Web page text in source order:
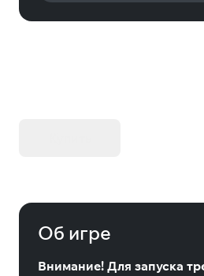
Об игре
Внимание! Для запуска